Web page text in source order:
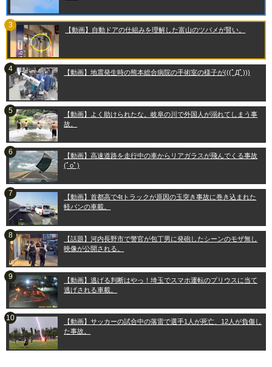
【動画】自動ドアの仕組みを理解した富山のツバメが賢い。
【動画】地震発生時の熊本総合病院の手術室の様子が(((ﾟДﾟ)))
【動画】よく助けられたな。岐阜の川で外国人が溺れてしまう事
故。
【動画】高速道路を走行中の車からリアガラスが飛んでくる事故
(ﾟoﾟ)
【動画】首都高で4tトラックが原因の玉突き事故に巻き込まれた
軽バンの車載。
【話題】河内長野市で警官が包丁男に発砲したシーンのモザ無し
映像が公開される。
【動画】逃げる判断はやっ！埼玉でスマホ運転のプリウスに当て
逃げされる車載。
【動画】サッカーの試合中の落雷で選手1人が死亡、12人が負傷し
た事故。